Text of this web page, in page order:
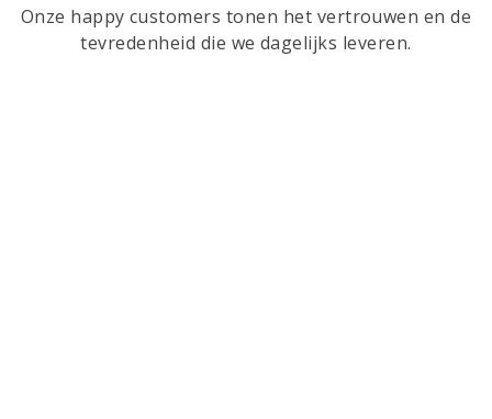
Onze happy customers tonen het vertrouwen en de
tevredenheid die we dagelijks leveren.